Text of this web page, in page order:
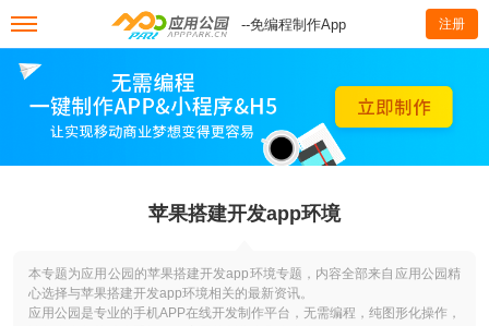
--免编程制作App 注册
苹果搭建开发app环境
本专题为应用公园的苹果搭建开发app环境专题，内容全部来自应用公园精
心选择与苹果搭建开发app环境相关的最新资讯。
应用公园是专业的手机APP在线开发制作平台，无需编程，纯图形化操作，